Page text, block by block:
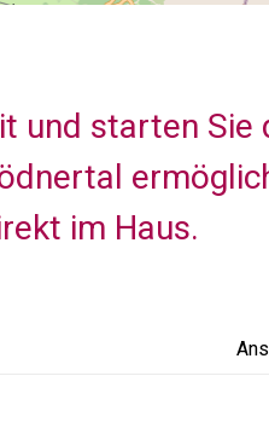
und starten Sie
im Haus.